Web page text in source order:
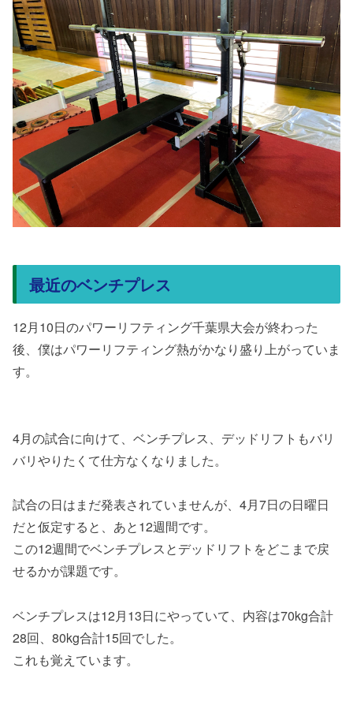
最近のベンチプレス
12月10日のパワーリフティング千葉県大会が終わった
後、僕はパワーリフティング熱がかなり盛り上がっていま
す。
4月の試合に向けて、ベンチプレス、デッドリフトもバリ
バリやりたくて仕方なくなりました。
試合の日はまだ発表されていませんが、4月7日の日曜日
だと仮定すると、あと12週間です。
この12週間でベンチプレスとデッドリフトをどこまで戻
せるかが課題です。
ベンチプレスは12月13日にやっていて、内容は70kg合計
28回、80kg合計15回でした。
これも覚えています。